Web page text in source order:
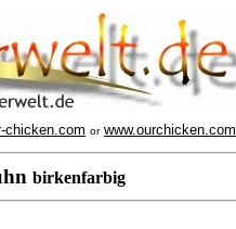
chicken.com or www.ourchicken.com
birkenfarbig